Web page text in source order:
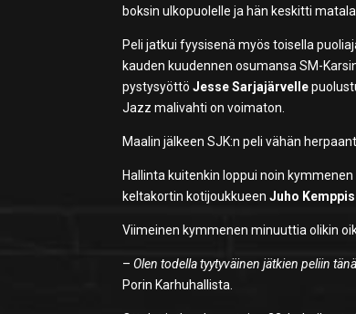
boksin ulkopuolelle ja hän keskitti
Peli jatkui fyysisenä myös toisella
kauden kuudennen osumansa SM-
pystysyöttöJesse Sarjajärvelle
Jazz malivahti on voimaton.
Maalin jälkeen SJK:n peli vähän
Hallinta kuitenkin loppui noin
keltakortin kotijoukkueenJuho
Viimeinen kymmenen minuuttia olikin
–Olen todella tyytyväinen jätkien peliin
Porin Karhuhallista.